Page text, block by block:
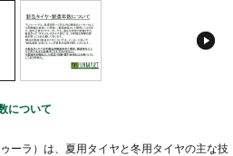
について
ーラ）は、夏用タイヤと冬用タイヤの主な技